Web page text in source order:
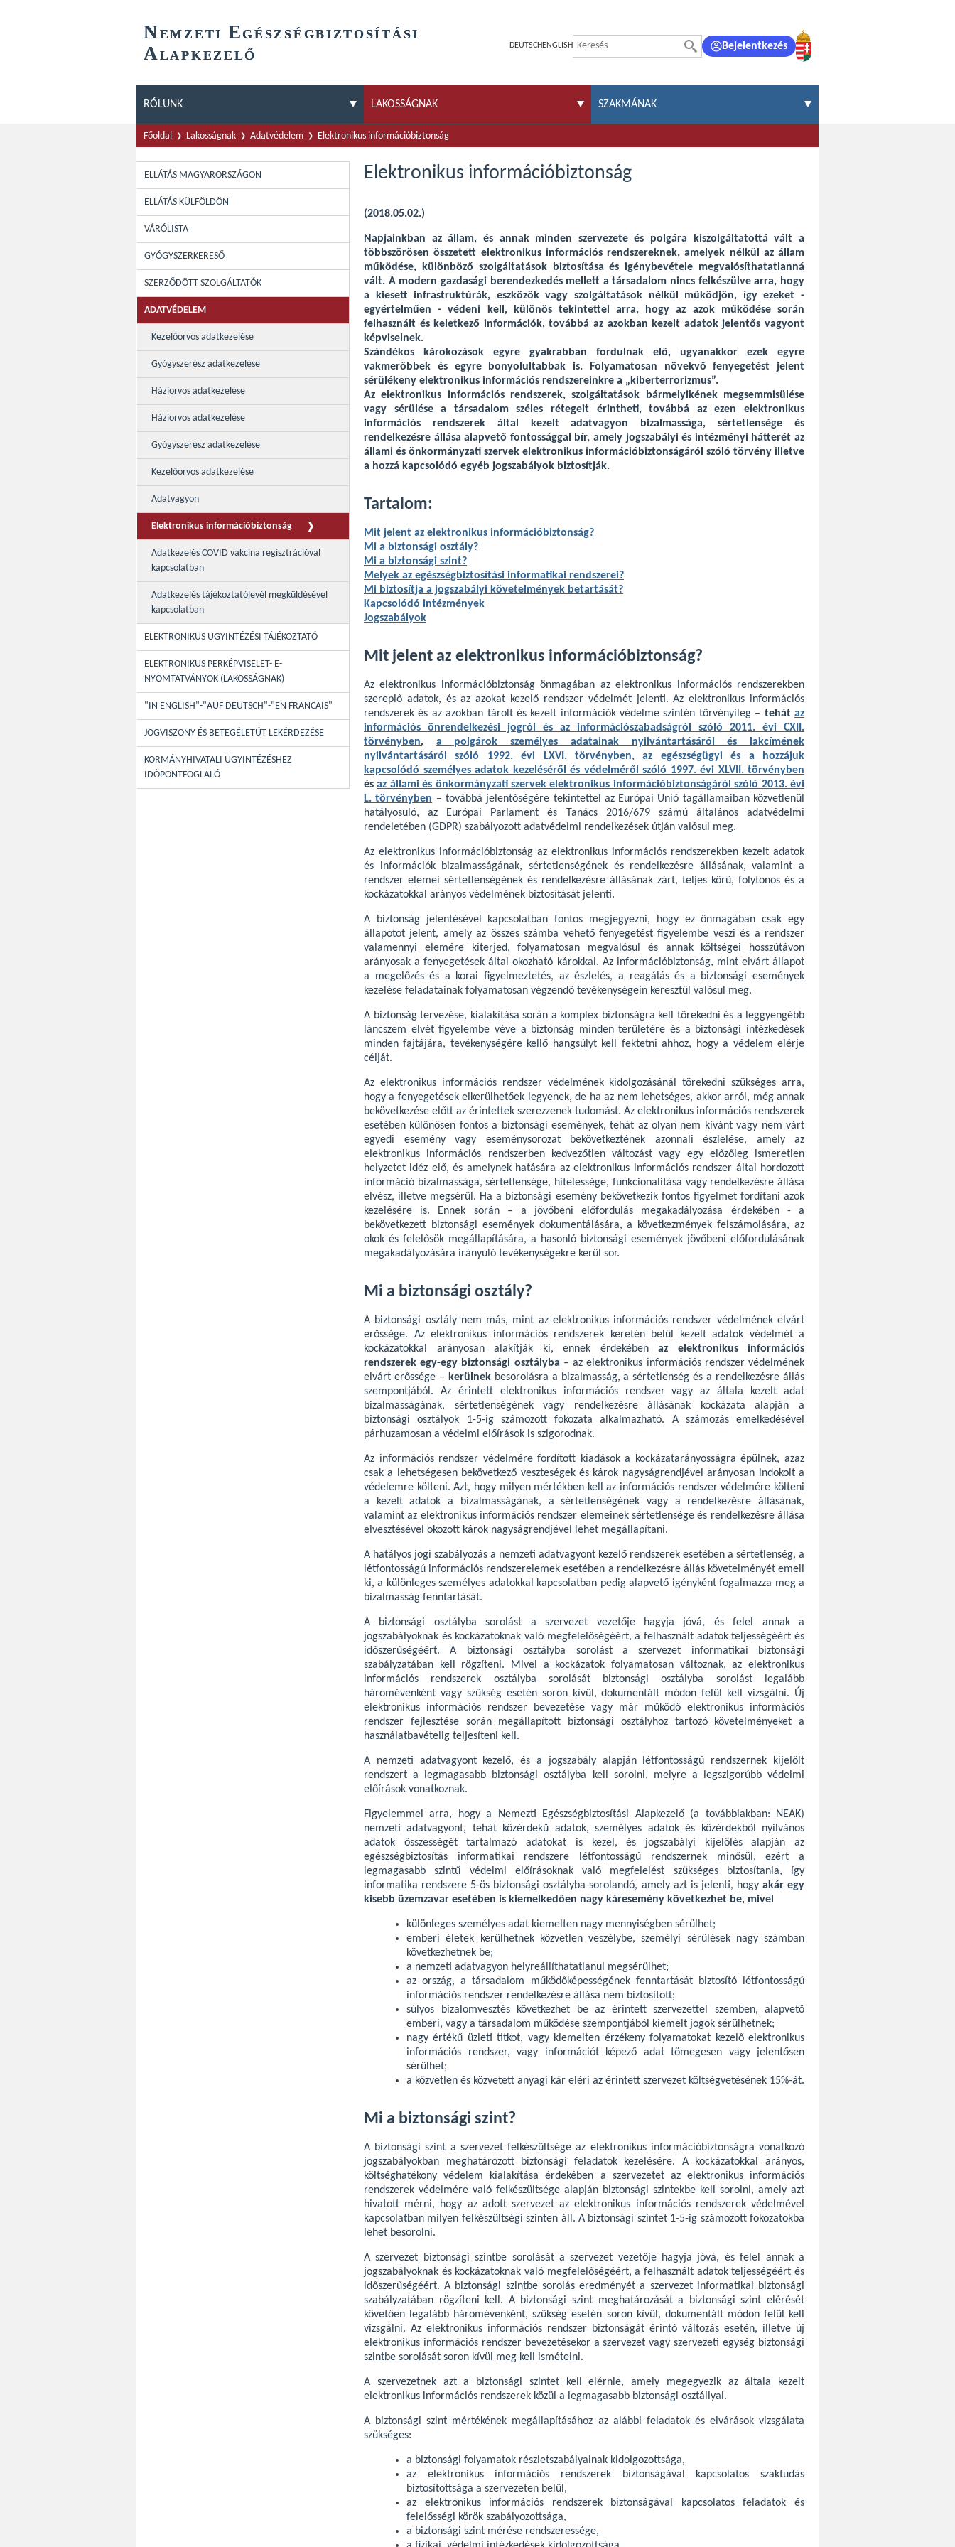
NEMZETI EGÉSZSÉGBIZTOSÍTÁSI
ALAPKEZELŐ
DEUTSCH ENGLISH Bejelentkezés
RÓLUNK LAKOSSÁGNAK SZAKMÁNAK
Főoldal Lakosságnak Adatvédelem Elektronikus információbiztonság
ELLÁTÁS MAGYARORSZÁGON
ELLÁTÁS KÜLFÖLDÖN
VÁRÓLISTA
GYÓGYSZERKERESŐ
SZERZŐDÖTT SZOLGÁLTATÓK
ADATVÉDELEM
Kezelőorvos adatkezelése
Gyógyszerész adatkezelése
Háziorvos adatkezelése
Háziorvos adatkezelése
Gyógyszerész adatkezelése
Kezelőorvos adatkezelése
Adatvagyon
Elektronikus információbiztonság
Adatkezelés COVID vakcina regisztrációval
kapcsolatban
Adatkezelés tájékoztatólevél megküldésével
kapcsolatban
ELEKTRONIKUS ÜGYINTÉZÉSI TÁJÉKOZTATÓ
ELEKTRONIKUS PERKÉPVISELET- E-
NYOMTATVÁNYOK (LAKOSSÁGNAK)
"IN ENGLISH"-"AUF DEUTSCH"-"EN FRANCAIS"
JOGVISZONY ÉS BETEGÉLETÚT LEKÉRDEZÉSE
KORMÁNYHIVATALI ÜGYINTÉZÉSHEZ
IDŐPONTFOGLALÓ
Elektronikus információbiztonság
(2018.05.02.)
Napjainkban az állam, és annak minden szervezete és polgára kiszolgáltatottá vált a
többszörösen összetett elektronikus információs rendszereknek, amelyek nélkül az állam
működése, különböző szolgáltatások biztosítása és igénybevétele megvalósíthatatlanná
vált. A modern gazdasági berendezkedés mellett a társadalom nincs felkészülve arra, hogy
a kiesett infrastruktúrák, eszközök vagy szolgáltatások nélkül működjön, így ezeket -
egyértelműen - védeni kell, különös tekintettel arra, hogy az azok működése során
felhasznált és keletkező információk, továbbá az azokban kezelt adatok jelentős vagyont
képviselnek.
Szándékos károkozások egyre gyakrabban fordulnak elő, ugyanakkor ezek egyre
vakmerőbbek és egyre bonyolultabbak is. Folyamatosan növekvő fenyegetést jelent
sérülékeny elektronikus információs rendszereinkre a „kiberterrorizmus”.
Az elektronikus információs rendszerek, szolgáltatások bármelyikének megsemmisülése
vagy sérülése a társadalom széles rétegeit érintheti, továbbá az ezen elektronikus
információs rendszerek által kezelt adatvagyon bizalmassága, sértetlensége és
rendelkezésre állása alapvető fontossággal bír, amely jogszabályi és intézményi hátterét az
állami és önkormányzati szervek elektronikus információbiztonságáról szóló törvény illetve
a hozzá kapcsolódó egyéb jogszabályok biztosítják.
Tartalom:
Mit jelent az elektronikus információbiztonság?
Mi a biztonsági osztály?
Mi a biztonsági szint?
Melyek az egészségbiztosítási informatikai rendszerei?
Mi biztosítja a jogszabályi követelmények betartását?
Kapcsolódó intézmények
Jogszabályok
Mit jelent az elektronikus információbiztonság?
Az elektronikus információbiztonság önmagában az elektronikus információs rendszerekben
szereplő adatok, és az azokat kezelő rendszer védelmét jelenti. Az elektronikus információs
rendszerek és az azokban tárolt és kezelt információk védelme szintén törvényileg – tehátaz
információs önrendelkezési jogról és az információszabadságról szól ó 2011. évi CXII.
törvényben, a polgárok személyes adatainak nyilvántartásáról és lakcímének
nyilvántartásáról szóló 1992. évi LXVI. törvényben, az egészségügyi és a hozzájuk
kapcsolódó személyes adatok kezeléséről és védelméről szóló 1997. évi XLVII. törvényben
ésaz állami és önkormányzati szervek elektronikus információbiztonságáról szóló 2013. évi
L. törvényben – továbbá jelentőségére tekintettel az Európai Unió tagállamaiban közvetlenül
hatályosuló, az Európai Parlament és Tanács 2016/679 számú általános adatvédelmi
rendeletében (GDPR) szabályozott adatvédelmi rendelkezések útján valósul meg.
Az elektronikus információbiztonság az elektronikus információs rendszerekben kezelt adatok
és információk bizalmasságának, sértetlenségének és rendelkezésre állásának, valamint a
rendszer elemei sértetlenségének és rendelkezésre állásának zárt, teljes körű, folytonos és a
kockázatokkal arányos védelmének biztosítását jelenti.
A biztonság jelentésével kapcsolatban fontos megjegyezni, hogy ez önmagában csak egy
állapotot jelent, amely az összes számba vehető fenyegetést figyelembe veszi és a rendszer
valamennyi elemére kiterjed, folyamatosan megvalósul és annak költségei hosszútávon
arányosak a fenyegetések által okozható károkkal. Az információbiztonság, mint elvárt állapot
a megelőzés és a korai figyelmeztetés, az észlelés, a reagálás és a biztonsági események
kezelése feladatainak folyamatosan végzendő tevékenységein keresztül valósul meg.
A biztonság tervezése, kialakítása során a komplex biztonságra kell törekedni és a leggyengébb
láncszem elvét figyelembe véve a biztonság minden területére és a biztonsági intézkedések
minden fajtájára, tevékenységére kellő hangsúlyt kell fektetni ahhoz, hogy a védelem elérje
célját.
Az elektronikus információs rendszer védelmének kidolgozásánál törekedni szükséges arra,
hogy a fenyegetések elkerülhetőek legyenek, de ha az nem lehetséges, akkor arról, még annak
bekövetkezése előtt az érintettek szerezzenek tudomást. Az elektronikus információs rendszerek
esetében különösen fontos a biztonsági események, tehát az olyan nem kívánt vagy nem várt
egyedi esemény vagy eseménysorozat bekövetkeztének azonnali észlelése, amely az
elektronikus információs rendszerben kedvezőtlen változást vagy egy előzőleg ismeretlen
helyzetet idéz elő, és amelynek hatására az elektronikus információs rendszer által hordozott
információ bizalmassága, sértetlensége, hitelessége, funkcionalitása vagy rendelkezésre állása
elvész, illetve megsérül. Ha a biztonsági esemény bekövetkezik fontos figyelmet fordítani azok
kezelésére is. Ennek során – a jövőbeni előfordulás megakadályozása érdekében - a
bekövetkezett biztonsági események dokumentálására, a következmények felszámolására, az
okok és felelősök megállapítására, a hasonló biztonsági események jövőbeni előfordulásának
megakadályozására irányuló tevékenységekre kerül sor.
Mi a biztonsági osztály?
A biztonsági osztály nem más, mint az elektronikus információs rendszer védelmének elvárt
erőssége. Az elektronikus információs rendszerek keretén belül kezelt adatok védelmét a
kockázatokkal arányosan alakítják ki, ennek érdekében az elektronikus információs
rendszerek egy-egy biztonsági osztályba – az elektronikus információs rendszer védelmének
elvárt erőssége – kerülnek besorolásra a bizalmasság, a sértetlenség és a rendelkezésre állás
szempontjából. Az érintett elektronikus információs rendszer vagy az általa kezelt adat
bizalmasságának, sértetlenségének vagy rendelkezésre állásának kockázata alapján a
biztonsági osztályok 1-5-ig számozott fokozata alkalmazható. A számozás emelkedésével
párhuzamosan a védelmi előírások is szigorodnak.
Az információs rendszer védelmére fordított kiadások a kockázatarányosságra épülnek, azaz
csak a lehetségesen bekövetkező veszteségek és károk nagyságrendjével arányosan indokolt a
védelemre költeni. Azt, hogy milyen mértékben kell az információs rendszer védelmére költeni
a kezelt adatok a bizalmasságának, a sértetlenségének vagy a rendelkezésre állásának,
valamint az elektronikus információs rendszer elemeinek sértetlensége és rendelkezésre állása
elvesztésével okozott károk nagyságrendjével lehet megállapítani.
A hatályos jogi szabályozás a nemzeti adatvagyont kezelő rendszerek esetében a sértetlenség, a
létfontosságú információs rendszerelemek esetében a rendelkezésre állás követelményét emeli
ki, a különleges személyes adatokkal kapcsolatban pedig alapvető igényként fogalmazza meg a
bizalmasság fenntartását.
A biztonsági osztályba sorolást a szervezet vezetője hagyja jóvá, és felel annak a
jogszabályoknak és kockázatoknak való megfelelőségéért, a felhasznált adatok teljességéért és
időszerűségéért. A biztonsági osztályba sorolást a szervezet informatikai biztonsági
szabályzatában kell rögzíteni. Mivel a kockázatok folyamatosan változnak, az elektronikus
információs rendszerek osztályba sorolását biztonsági osztályba sorolást legalább
háromévenként vagy szükség esetén soron kívül, dokumentált módon felül kell vizsgálni. Új
elektronikus információs rendszer bevezetése vagy már működő elektronikus információs
rendszer fejlesztése során megállapított biztonsági osztályhoz tartozó követelményeket a
használatbavételig teljesíteni kell.
A nemzeti adatvagyont kezelő, és a jogszabály alapján létfontosságú rendszernek kijelölt
rendszert a legmagasabb biztonsági osztályba kell sorolni, melyre a legszigorúbb védelmi
előírások vonatkoznak.
Figyelemmel arra, hogy a Nemezti Egészségbiztosítási Alapkezelő (a továbbiakban: NEAK)
nemzeti adatvagyont, tehát közérdekű adatok, személyes adatok és közérdekből nyilvános
adatok összességét tartalmazó adatokat is kezel, és jogszabályi kijelölés alapján az
egészségbiztosítás informatikai rendszere létfontosságú rendszernek minősül, ezért a
legmagasabb szintű védelmi előírásoknak való megfelelést szükséges biztosítania, így
informatika rendszere 5-ös biztonsági osztályba sorolandó, amely azt is jelenti, hogy akár egy
kisebb üzemzavar esetében is kiemelkedően nagy káresemény következhet be, mivel
különleges személyes adat kiemelten nagy mennyiségben sérülhet;
emberi életek kerülhetnek közvetlen veszélybe, személyi sérülések nagy számban
következhetnek be;
a nemzeti adatvagyon helyreállíthatatlanul megsérülhet;
az ország, a társadalom működőképességének fenntartását biztosító létfontosságú
információs rendszer rendelkezésre állása nem biztosított;
súlyos bizalomvesztés következhet be az érintett szervezettel szemben, alapvető
emberi, vagy a társadalom működése szempontjából kiemelt jogok sérülhetnek;
nagy értékű üzleti titkot, vagy kiemelten érzékeny folyamatokat kezelő elektronikus
információs rendszer, vagy információt képező adat tömegesen vagy jelentősen
sérülhet;
a közvetlen és közvetett anyagi kár eléri az érintett szervezet költségvetésének 15%-át.
Mi a biztonsági szint?
A biztonsági szint a szervezet felkészültsége az elektronikus információbiztonságra vonatkozó
jogszabályokban meghatározott biztonsági feladatok kezelésére. A kockázatokkal arányos,
költséghatékony védelem kialakítása érdekében a szervezetet az elektronikus információs
rendszerek védelmére való felkészültsége alapján biztonsági szintekbe kell sorolni, amely azt
hivatott mérni, hogy az adott szervezet az elektronikus információs rendszerek védelmével
kapcsolatban milyen felkészültségi szinten áll. A biztonsági szintet 1-5-ig számozott fokozatokba
lehet besorolni.
A szervezet biztonsági szintbe sorolását a szervezet vezetője hagyja jóvá, és felel annak a
jogszabályoknak és kockázatoknak való megfelelőségéért, a felhasznált adatok teljességéért és
időszerűségéért. A biztonsági szintbe sorolás eredményét a szervezet informatikai biztonsági
szabályzatában rögzíteni kell. A biztonsági szint meghatározását a biztonsági szint elérését
követően legalább háromévenként, szükség esetén soron kívül, dokumentált módon felül kell
vizsgálni. Az elektronikus információs rendszer biztonságát érintő változás esetén, illetve új
elektronikus információs rendszer bevezetésekor a szervezet vagy szervezeti egység biztonsági
szintbe sorolását soron kívül meg kell ismételni.
A szervezetnek azt a biztonsági szintet kell elérnie, amely megegyezik az általa kezelt
elektronikus információs rendszerek közül a legmagasabb biztonsági osztállyal.
A biztonsági szint mértékének megállapításához az alábbi feladatok és elvárások vizsgálata
szükséges:
a biztonsági folyamatok részletszabályainak kidolgozottsága,
az elektronikus információs rendszerek biztonságával kapcsolatos szaktudás
biztosítottsága a szervezeten belül,
az elektronikus információs rendszerek biztonságával kapcsolatos feladatok és
felelősségi körök szabályozottsága,
a biztonsági szint mérése rendszeressége,